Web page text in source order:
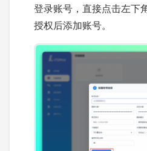
登录账号，直接点击左下
授权后添加账号。